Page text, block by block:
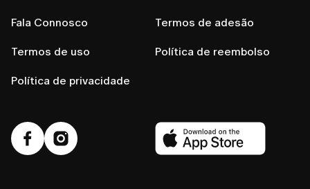
Fala Connosco
Termos de uso
Política de privacidade
Termos de adesão
Política de reembolso